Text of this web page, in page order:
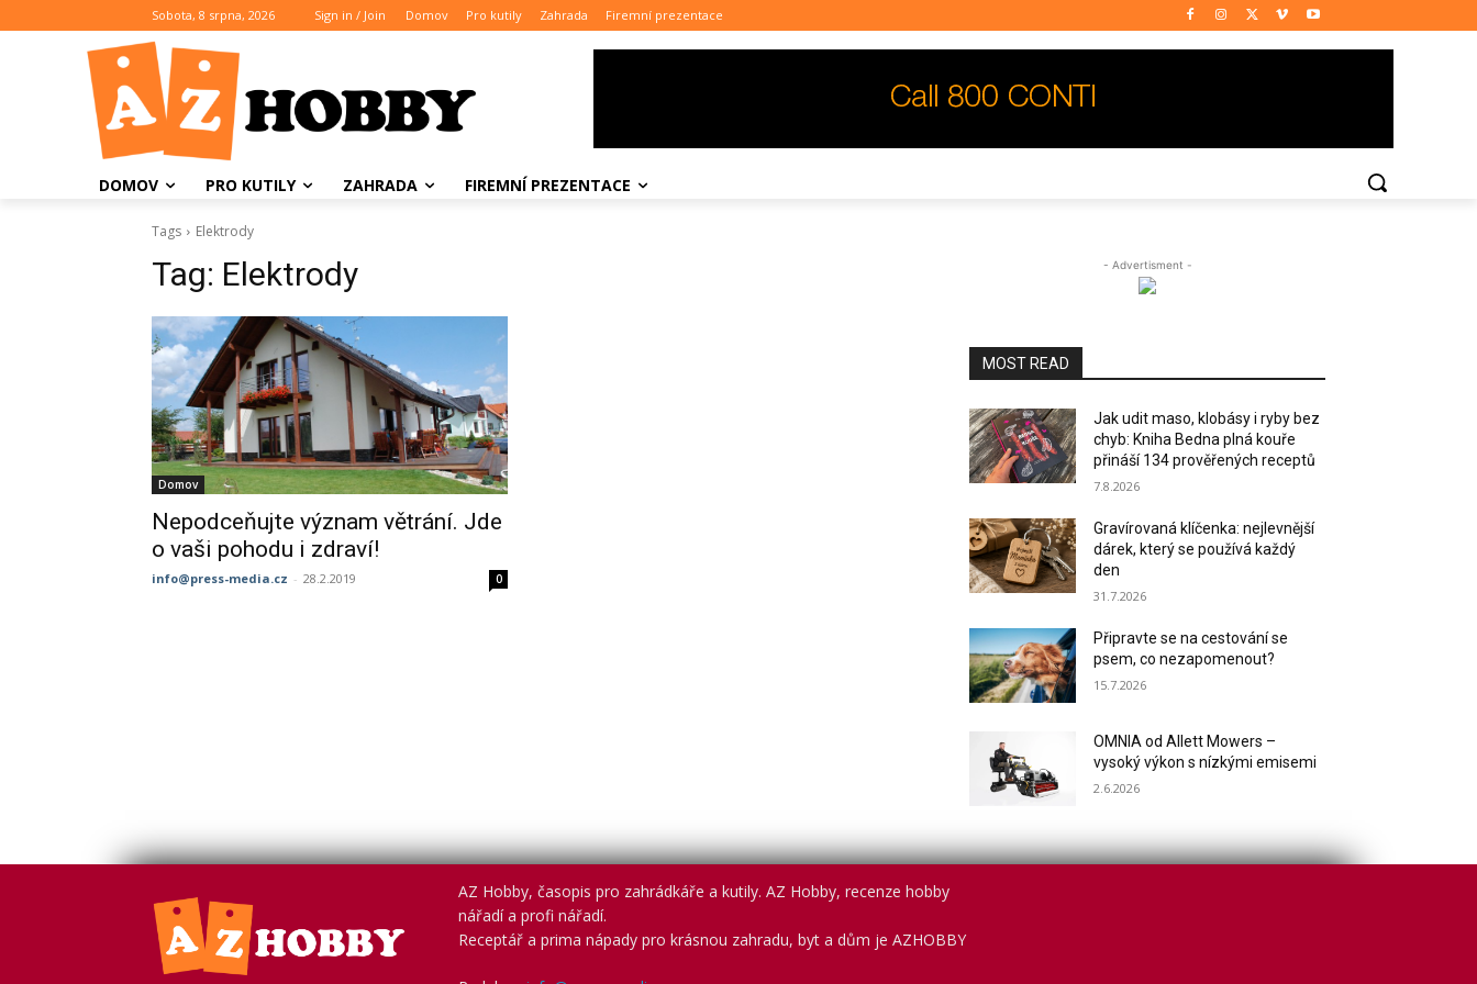
Sobota, 8 srpna, 2026 Sign in / Join Domov Pro kutily Zahrada Firemní prezentace
DOMOV PRO KUTILY ZAHRADA FIREMNÍ PREZENTACE
Tags Elektrody
Tag: Elektrody
Domov
Nepodceňujte význam větrání. Jde
o vaši pohodu i zdraví!
info@press-media.cz - 28.2.2019 0
- Advertisment -
MOST READ
Jak udit maso, klobásy i ryby bez
chyb: Kniha Bedna plná kouře
přináší 134 prověřených receptů
7.8.2026
Gravírovaná klíčenka: nejlevnější
dárek, který se používá každý
den
31.7.2026
Připravte se na cestování se
psem, co nezapomenout?
15.7.2026
OMNIA od Allett Mowers –
vysoký výkon s nízkými emisemi
2.6.2026
AZ Hobby, časopis pro zahrádkáře a kutily. AZ Hobby, recenze hobby
nářadí a profi nářadí.
Receptář a prima nápady pro krásnou zahradu, byt a dům je AZHOBBY